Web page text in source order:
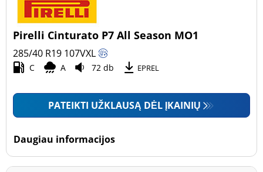
Pirelli Cinturato P7 All Season MO1
285/40 R19 107VXL
C A 72 db EPREL
PATEIKTI UŽKLAUSĄ DĖL ĮKAINIŲ
Daugiau informacijos